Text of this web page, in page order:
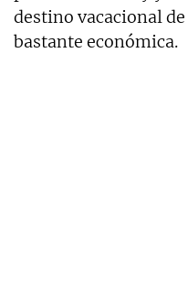
destino vacacional
bastante económica.